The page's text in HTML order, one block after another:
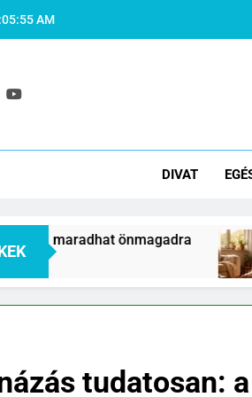
AM
DIVAT
Otthoni
1 Hét Ezelőtt
tudatosan: